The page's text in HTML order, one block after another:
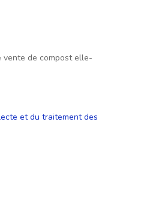
vente de compost elle-
et du traitement des